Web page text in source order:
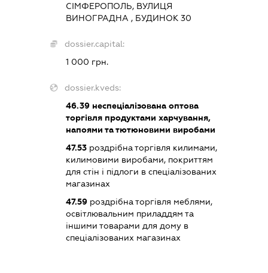
СІМФЕРОПОЛЬ, ВУЛИЦЯ
ВИНОГРАДНА , БУДИНОК 30
dossier.capital:
1 000 грн.
dossier.kveds:
46.39неспеціалізована оптова
торгівля продуктами харчування,
напоями та тютюновими виробами
47.53роздрібна торгівля килимами,
килимовими виробами, покриттям
для стін і підлоги в спеціалізованих
магазинах
47.59роздрібна торгівля меблями,
освітлювальним приладдям та
іншими товарами для дому в
спеціалізованих магазинах